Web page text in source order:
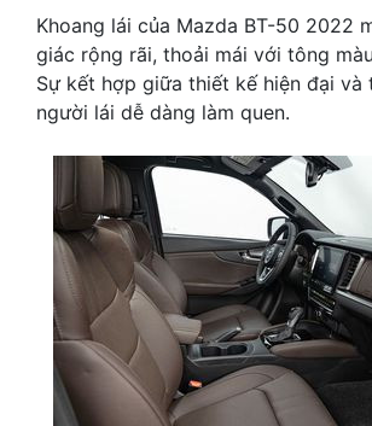
Khoang lái của Mazda BT-50 2022
giác rộng rãi, thoải mái với tông
Sự kết hợp giữa thiết kế hiện đại và
người lái dễ dàng làm quen.